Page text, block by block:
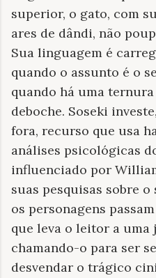
superior, o gato, com
ares de dândi, não
Sua linguagem é
quando o assunto é o
quando há uma
deboche. Soseki
fora, recurso que usa
análises psicológicas
influenciado por
suas pesquisas sobre
os personagens
que leva o leitor a uma
chamando-o para ser
desvendar o trágico